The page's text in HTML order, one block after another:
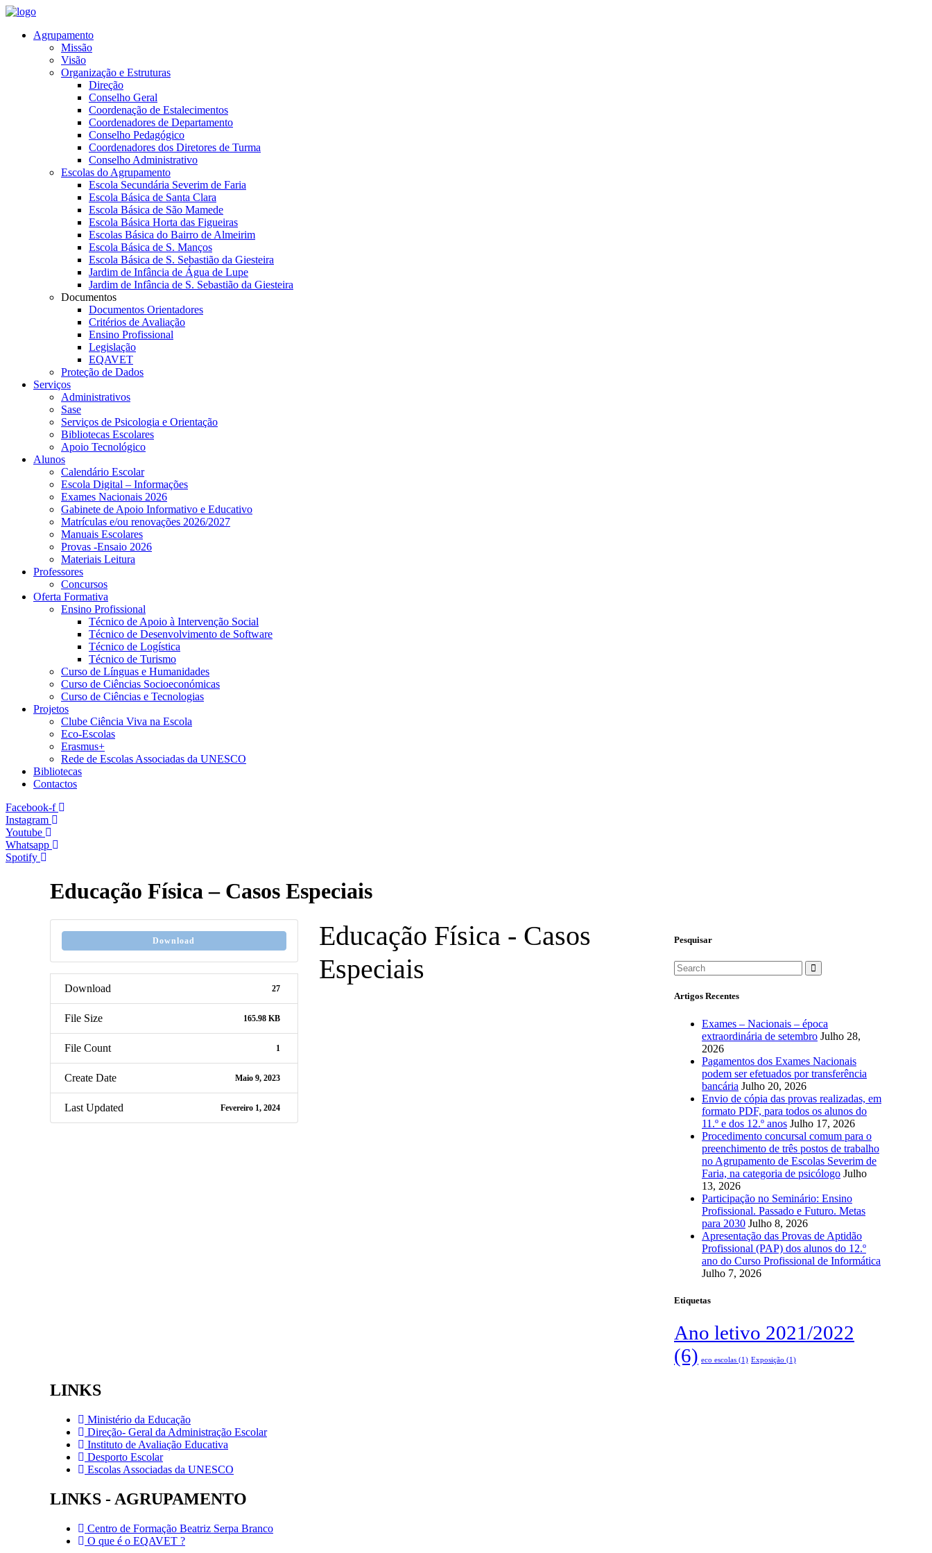
Agrupamento
Missão
Visão
Organização e Estruturas
Direção
Conselho Geral
Coordenação de Estalecimentos
Coordenadores de Departamento
Conselho Pedagógico
Coordenadores dos Diretores de Turma
Conselho Administrativo
Escolas do Agrupamento
Escola Secundária Severim de Faria
Escola Básica de Santa Clara
Escola Básica de São Mamede
Escola Básica Horta das Figueiras
Escolas Básica do Bairro de Almeirim
Escola Básica de S. Manços
Escola Básica de S. Sebastião da Giesteira
Jardim de Infância de Água de Lupe
Jardim de Infância de S. Sebastião da Giesteira
Documentos
Documentos Orientadores
Critérios de Avaliação
Ensino Profissional
Legislação
EQAVET
Proteção de Dados
Serviços
Administrativos
Sase
Serviços de Psicologia e Orientação
Bibliotecas Escolares
Apoio Tecnológico
Alunos
Calendário Escolar
Escola Digital – Informações
Exames Nacionais 2026
Gabinete de Apoio Informativo e Educativo
Matrículas e/ou renovações 2026/2027
Manuais Escolares
Provas -Ensaio 2026
Materiais Leitura
Professores
Concursos
Oferta Formativa
Ensino Profissional
Técnico de Apoio à Intervenção Social
Técnico de Desenvolvimento de Software
Técnico de Logística
Técnico de Turismo
Curso de Línguas e Humanidades
Curso de Ciências Socioeconómicas
Curso de Ciências e Tecnologias
Projetos
Clube Ciência Viva na Escola
Eco-Escolas
Erasmus+
Rede de Escolas Associadas da UNESCO
Bibliotecas
Contactos
Facebook-f
Instagram
Youtube
Whatsapp
Spotify
Educação Física – Casos Especiais
Download
Download 27
File Size 165.98 KB
File Count 1
Create Date Maio 9, 2023
Last Updated Fevereiro 1, 2024
Educação Física - Casos
Especiais
Pesquisar
Artigos Recentes
Exames – Nacionais – época
extraordinária de setembro Julho 28,
2026
Pagamentos dos Exames Nacionais
podem ser efetuados por transferência
bancária Julho 20, 2026
Envio de cópia das provas realizadas, em
formato PDF, para todos os alunos do
11.º e dos 12.º anos Julho 17, 2026
Procedimento concursal comum para o
preenchimento de três postos de trabalho
no Agrupamento de Escolas Severim de
Faria, na categoria de psicólogo Julho
13, 2026
Participação no Seminário: Ensino
Profissional. Passado e Futuro. Metas
para 2030 Julho 8, 2026
Apresentação das Provas de Aptidão
Profissional (PAP) dos alunos do 12.º
ano do Curso Profissional de Informática
Julho 7, 2026
Etiquetas
Ano letivo 2021/2022
(6) eco escolas (1) Exposição (1)
LINKS
Ministério da Educação
Direção- Geral da Administração Escolar
Instituto de Avaliação Educativa
Desporto Escolar
Escolas Associadas da UNESCO
LINKS - AGRUPAMENTO
Centro de Formação Beatriz Serpa Branco
O que é o EQAVET ?